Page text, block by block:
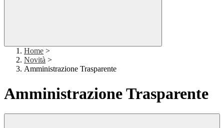
Home >
Novità >
Amministrazione Trasparente
Amministrazione Trasparente